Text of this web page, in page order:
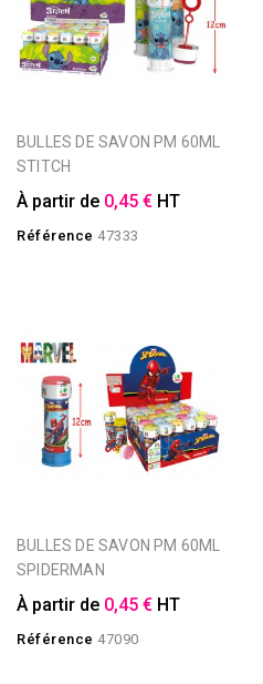
BULLES DE SAVON PM 60ML
STITCH
À partir de 0,45 € HT
Référence 47333
BULLES DE SAVON PM 60ML
SPIDERMAN
À partir de 0,45 € HT
Référence 47090